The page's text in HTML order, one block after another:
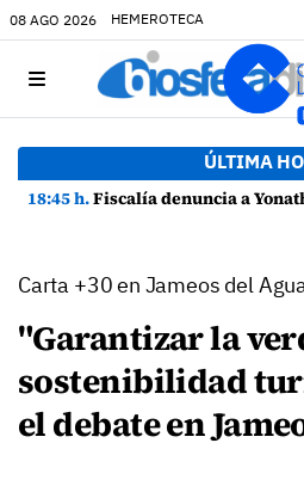
08 AGO 2026 HEMEROTECA
ÚLTIMA
18:45 h.Fiscalía denuncia a Yonathan de León y a Echedey
Carta +30 en Jameos del
"Garantizar la
sostenibilidad
el debate en